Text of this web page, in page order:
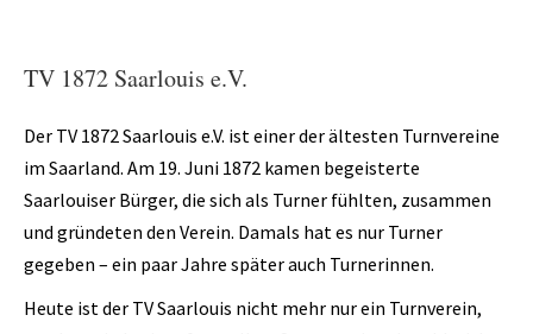
TV 1872 Saarlouis e.V.
Der TV 1872 Saarlouis e.V. ist einer der ältesten Turnvereine
im Saarland. Am 19. Juni 1872 kamen begeisterte
Saarlouiser Bürger, die sich als Turner fühlten, zusammen
und gründeten den Verein. Damals hat es nur Turner
gegeben – ein paar Jahre später auch Turnerinnen.
Heute ist der TV Saarlouis nicht mehr nur ein Turnverein,